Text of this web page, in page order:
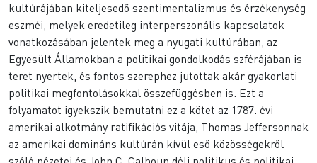
kultúrájában kiteljesedő szentimentalizmus és érzékenység
eszméi, melyek eredetileg interperszonális kapcsolatok
vonatkozásában jelentek meg a nyugati kultúrában, az
Egyesült Államokban a politikai gondolkodás szférájában is
teret nyertek, és fontos szerephez jutottak akár gyakorlati
politikai megfontolásokkal összefüggésben is. Ezt a
folyamatot igyekszik bemutatni ez a kötet az 1787. évi
amerikai alkotmány ratifikációs vitája, Thomas Jeffersonnak
az amerikai domináns kultúrán kívül eső közösségekről